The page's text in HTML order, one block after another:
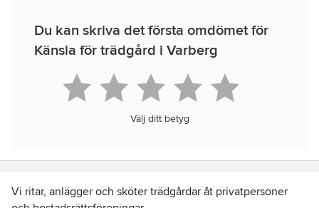
Du kan skriva det första omdömet för
Känsla för trädgård i Varberg
Välj ditt betyg
Vi ritar, anlägger och sköter trädgårdar åt privatpersoner